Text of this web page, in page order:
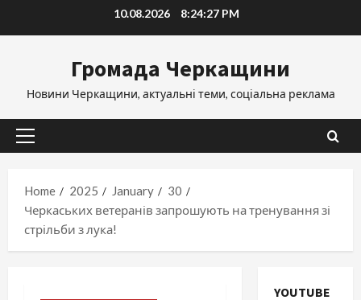
10.08.2026 8:24:28 PM
Громада Черкащини
Новини Черкащини, актуальні теми, соціальна реклама
Primary
Home
2025 January
30
Черкаських ветеранів запрошують на тренування зі
стрільби з лука!
YOUTUBE